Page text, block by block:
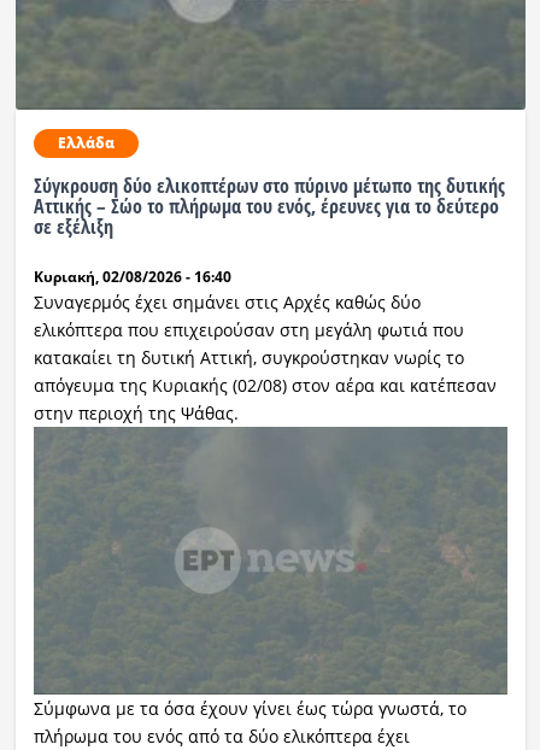
Πολιτική
Κόσμος
Εκπομπές
Πολιτισμός
Ελλάδα
Σύγκρουση δύο ελικοπτέρων στο πύρινο μέτωπο της δυτικής
Αττικής – Σώο το πλήρωμα του ενός, έρευνες για το δεύτερο
σε εξέλιξη
Κυριακή, 02/08/2026 - 16:40
Συναγερμός έχει σημάνει στις Αρχές καθώς δύο
ελικόπτερα που επιχειρούσαν στη μεγάλη φωτιά που
κατακαίει τη δυτική Αττική, συγκρούστηκαν νωρίς το
απόγευμα της Κυριακής (02/08) στον αέρα και κατέπεσαν
στην περιοχή της Ψάθας.
Σύμφωνα με τα όσα έχουν γίνει έως τώρα γνωστά, το
πλήρωμα του ενός από τα δύο ελικόπτερα έχει